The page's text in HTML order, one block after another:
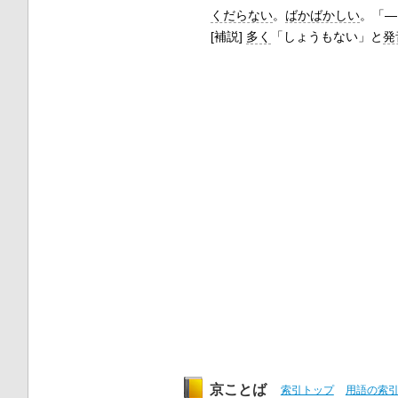
くだらない。 ばかばかしい。「―
[補説] 多く 「しょうもない」と発
京ことば 索引トップ 用語の索引